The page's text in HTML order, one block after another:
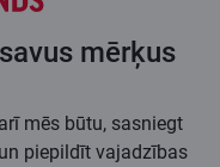
mērķus
mēs būtu, sasniegt
piepildīt vajadzības